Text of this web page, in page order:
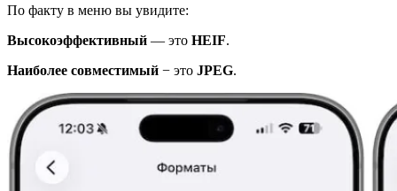
По факту в меню вы увидите:
Высокоэффективный — это HEIF.
Наиболее совместимый − это JPEG.